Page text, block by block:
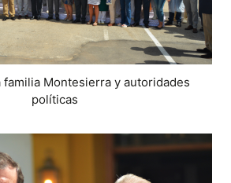
familia Montesierra y autoridades
políticas